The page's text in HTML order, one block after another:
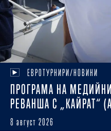
ЕВРОТУРНИРИ/НОВИНИ
ПРОГРАМА НА
РЕВАНША С „КАЙРАТ“
8 август 2026